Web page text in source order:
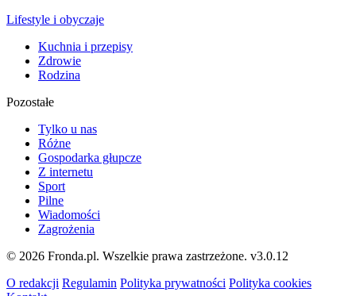
Lifestyle i obyczaje
Kuchnia i przepisy
Zdrowie
Rodzina
Pozostałe
Tylko u nas
Różne
Gospodarka głupcze
Z internetu
Sport
Pilne
Wiadomości
Zagrożenia
© 2026 Fronda.pl. Wszelkie prawa zastrzeżone. v3.0.12
O redakcji Regulamin Polityka prywatności Polityka cookies